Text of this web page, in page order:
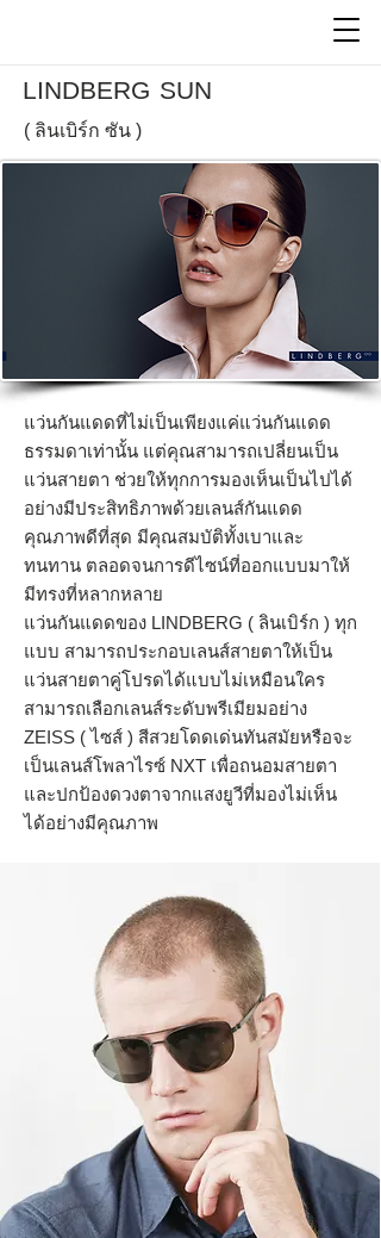
LINDBERG SUN
( ลินเบิร์ก ซัน )
แว่นกันแดดที่ไม่เป็นเพียงแค่แว่นกันแดด
ธรรมดาเท่านั้น แต่คุณสามารถเปลี่ยนเป็น
แว่นสายตา ช่วยให้ทุกการมองเห็นเป็นไปได้
อย่างมีประสิทธิภาพด้วยเลนส์กันแดด
คุณภาพดีที่สุด มีคุณสมบัติทั้งเบาและ
ทนทาน ตลอดจนการดีไซน์ที่ออกแบบมาให้
มีทรงที่หลากหลาย
แว่นกันแดดของ LINDBERG ( ลินเบิร์ก ) ทุก
แบบ สามารถประกอบเลนส์สายตาให้เป็น
แว่นสายตาคู่โปรดได้แบบไม่เหมือนใคร
สามารถเลือกเลนส์ระดับพรีเมียมอย่าง
ZEISS ( ไซส์ ) สีสวยโดดเด่นทันสมัยหรือจะ
เป็นเลนส์โพลาไรซ์ NXT เพื่อถนอมสายตา
และปกป้องดวงตาจากแสงยูวีที่มองไม่เห็น
ได้อย่างมีคุณภาพ